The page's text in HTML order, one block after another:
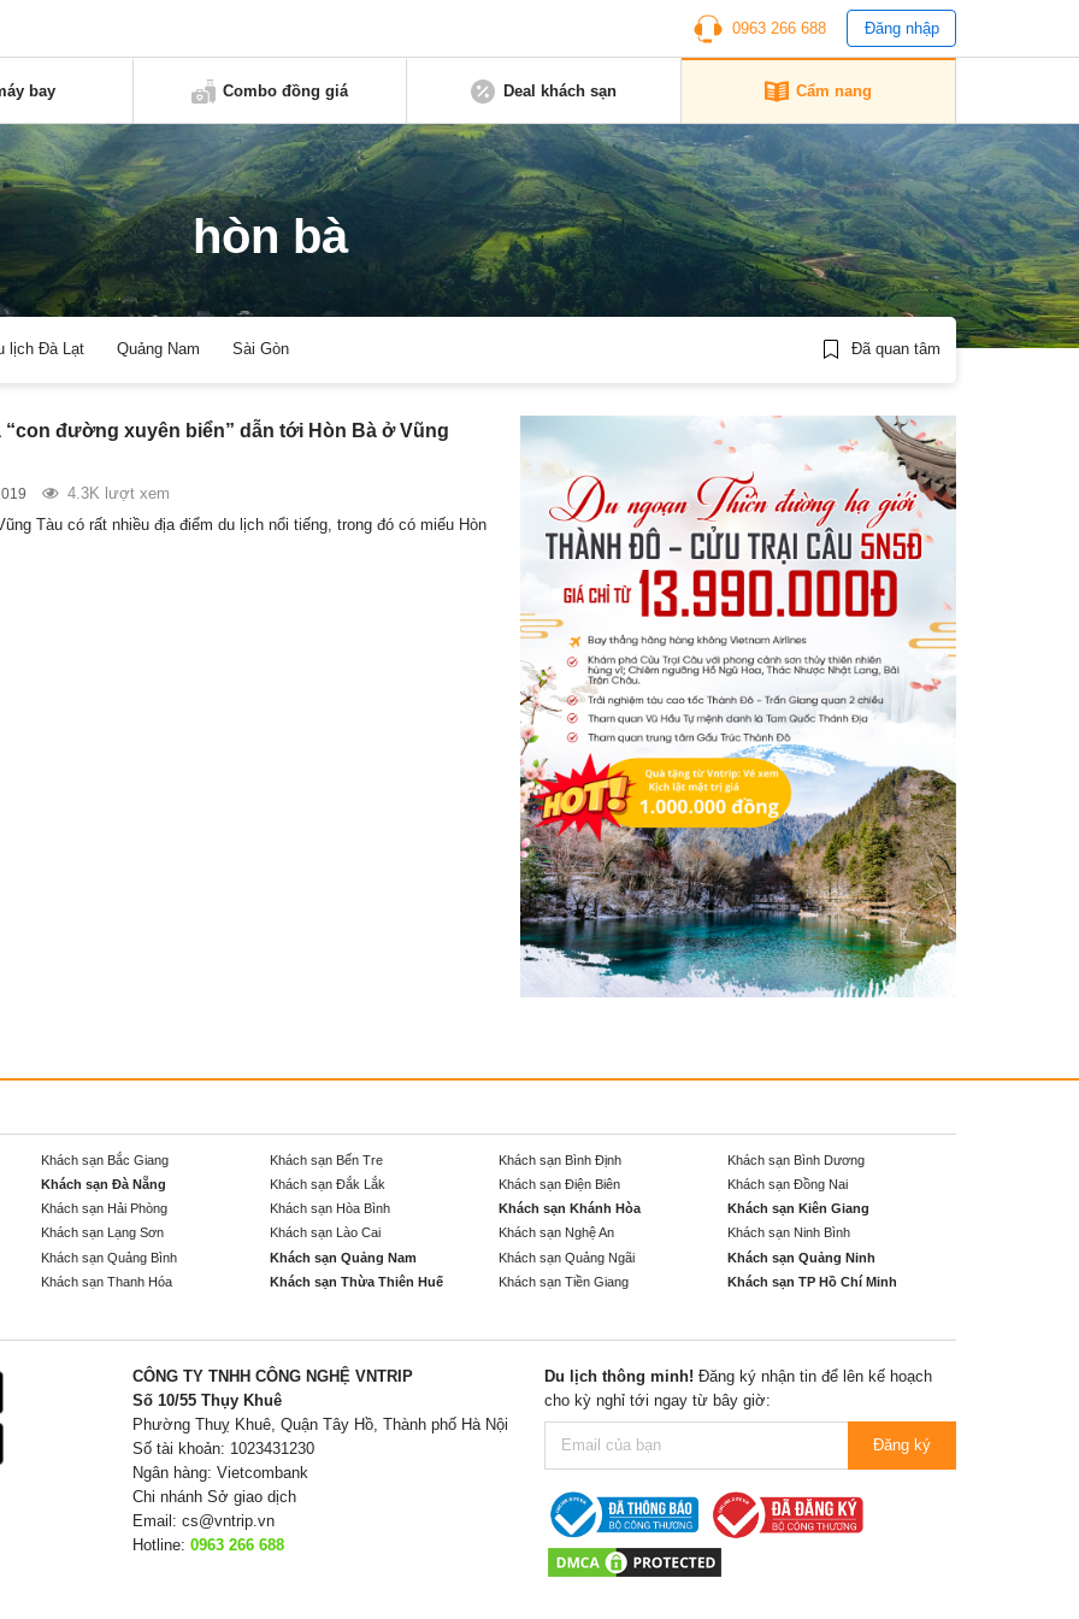
0963 266 688 Đăng nhập
bay Combo đồng giá Deal khách sạn Cẩm nang
hòn bà
lịch Đà Lạt Quảng Nam Sài Gòn Đã quan tâm
“con đường xuyên biển” dẫn tới Hòn Bà ở Vũng
4.3K lượt xem
Tàu có rất nhiều địa điểm du lịch nổi tiếng, trong đó có miếu Hòn
Khách sạn Bắc Giang Khách sạn Bến Tre Khách sạn Bình Định
Khách sạn Bình Dương
Khách sạn Đà Nẵng
Khách sạn Đắk Lắk Khách sạn Điện Biên
Khách sạn Đồng Nai
Khách sạn Hải Phòng
Khách sạn Hòa Bình Khách sạn Khánh Hòa
Khách sạn Kiên Giang
Khách sạn Lạng Sơn
Khách sạn Lào Cai Khách sạn Nghệ An
Khách sạn Ninh Bình
Khách sạn Quảng Bình
Khách sạn Quảng Nam Khách sạn Quảng Ngãi
Khách sạn Quảng Ninh
Khách sạn Thanh Hóa
Khách sạn Thừa Thiên Huế Khách sạn Tiền Giang Khách sạn TP Hồ Chí Minh
CÔNG TY TNHH CÔNG NGHỆ VNTRIP
Số 10/55 Thụy Khuê
Phường Thuỵ Khuê, Quận Tây Hồ, Thành phố Hà Nội
Số tài khoản: 1023431230
Ngân hàng: Vietcombank
Chi nhánh Sở giao dịch
Email: cs@vntrip.vn
Hotline: 0963 266 688
Du lịch thông minh! Đăng ký nhận tin để lên kế hoạch
cho kỳ nghỉ tới ngay từ bây giờ:
Đăng ký